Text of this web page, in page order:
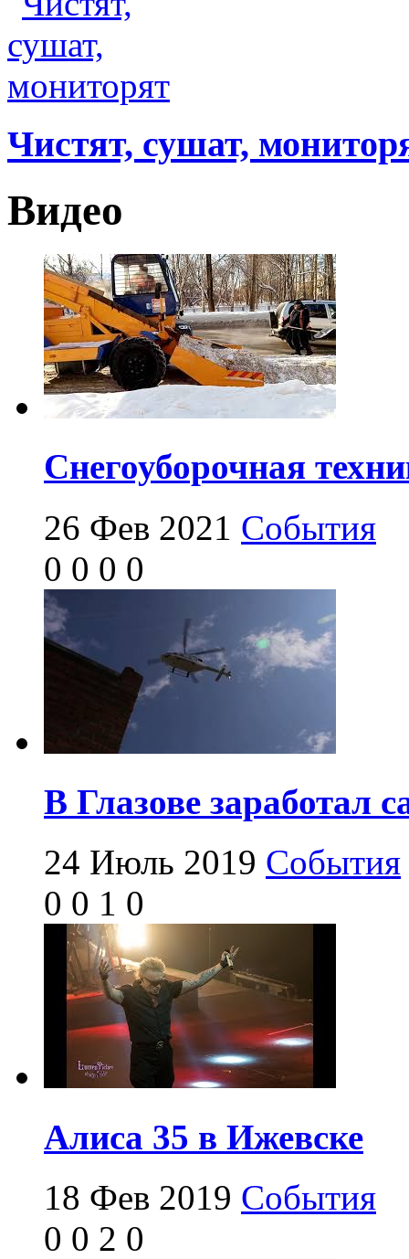
Чистят, сушат,
Видео
Снегоуборочная
26 Фев 2021 События
0 0 0 0
В Глазове заработал
24 Июль 2019 События
0 0 1 0
Алиса 35 в Ижевске
18 Фев 2019 События
0 0 2 0